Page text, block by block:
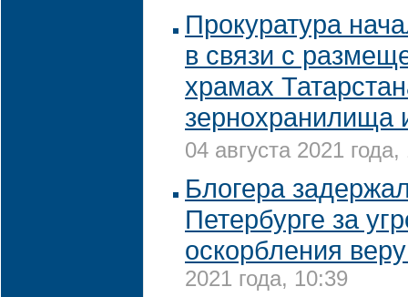
Прокуратура
в связи с
храмах
зернохранилища
04 августа 2021
Блогера
Петербурге за
оскорбления
2021 года, 10:39